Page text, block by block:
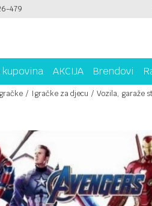
479 KARTICOM NA RATE!
kupovina AKCIJA Brendovi
Igračke za djecu Vozila, garaže